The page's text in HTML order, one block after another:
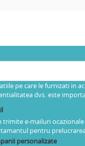
pe care le furnizati in
dvs. este
trimite e-mailuri
pentru
personalizate